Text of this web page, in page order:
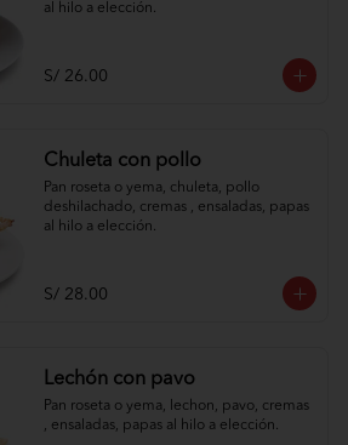
al hilo a elección.
S/ 26.00
Chuleta con pollo
Pan roseta o yema, chuleta, pollo
deshilachado, cremas , ensaladas, papas
al hilo a elección.
S/ 28.00
Lechón con pavo
Pan roseta o yema, lechon, pavo, cremas
, ensaladas, papas al hilo a elección.